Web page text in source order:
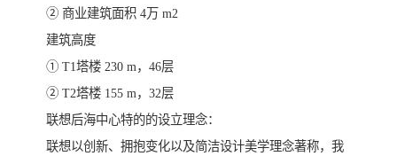
② 商业建筑面积 4万 m2
建筑高度
① T1塔楼 230 m，46层
② T2塔楼 155 m，32层
联想后海中心特的的设立理念：
联想以创新、拥抱变化以及简洁设计美学理念著称，我